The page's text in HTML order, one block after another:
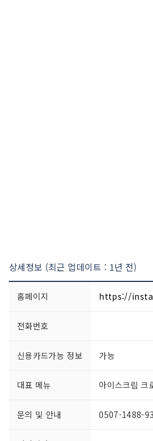
상세정보 (최근 업데이트 : 1년 전)
홈페이지 https://
전화번호
신용카드가능 정보 가능
대표 메뉴 아이스크림 크
문의 및 안내 0507-1488-